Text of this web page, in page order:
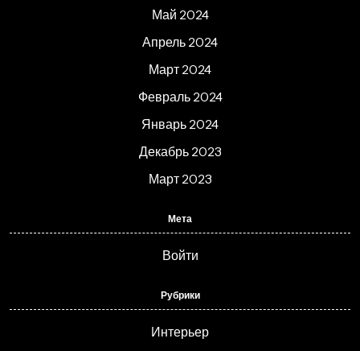
Май 2024
Апрель 2024
Март 2024
Февраль 2024
Январь 2024
Декабрь 2023
Март 2023
Мета
Войти
Рубрики
Интерьер